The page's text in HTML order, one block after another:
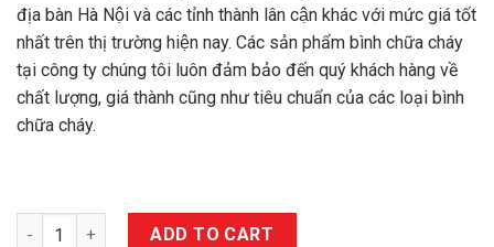
địa bàn Hà Nội và các tỉnh thành lân cận khác với mức giá tốt
nhất trên thị trường hiện nay. Các sản phẩm bình chữa cháy
tại công ty chúng tôi luôn đảm bảo đến quý khách hàng về
chất lượng, giá thành cũng như tiêu chuẩn của các loại bình
chữa cháy.
THANG DÂY THOÁT HIỂM CHỐNG CHÁY TẠI HUYỆN PHÚ
ADD TO CART